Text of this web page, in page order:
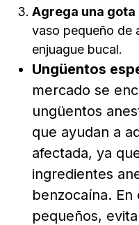
Agrega una
vaso pequeño de
enjuague bucal.
Ungüentos
mercado se
ungüentos
que ayudan a
afectada, ya
ingredientes
benzocaína. En
pequeños,